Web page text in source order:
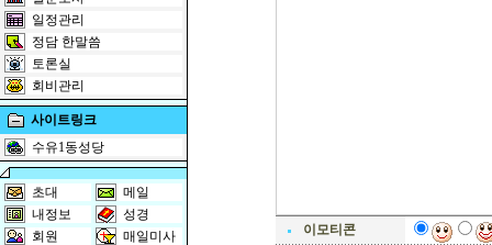
일정관리
정담 한말씀
토론실
회비관리
사이트링크
수유1동성당
초대
메일
내정보
성경
회원
매일미사
이모티콘